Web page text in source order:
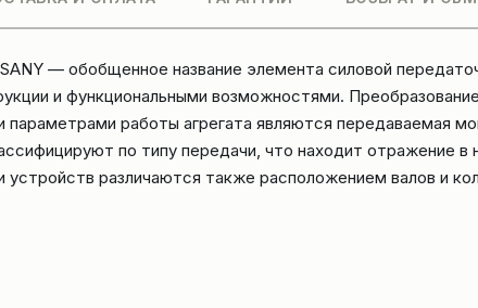
— обобщенное название элемента силовой
и функциональными возможностями.
параметрами работы агрегата являются передаваемая
по типу передачи, что находит отражение в
различаются также расположением валов и